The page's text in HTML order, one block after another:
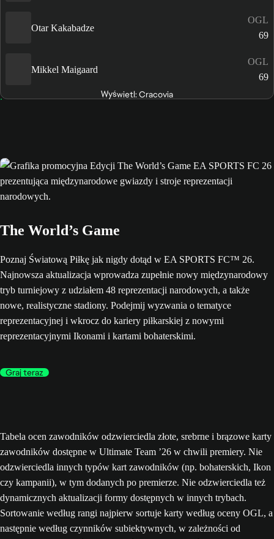
Otar Kakabadze
OGL
69
Mikkel Maigaard
OGL
69
Wyświetl: Cracovia
The World’s Game
Poznaj Światową Piłkę jak nigdy dotąd w EA SPORTS FC™ 26.
Najnowsza aktualizacja wprowadza zupełnie nowy międzynarodowy
tryb turniejowy z udziałem 48 reprezentacji narodowych, a także
nowe, realistyczne stadiony. Podejmij wyzwania o tematyce
reprezentacyjnej i wkrocz do kariery piłkarskiej z nowymi
reprezentacyjnymi Ikonami i kartami bohaterskimi.
Graj teraz
Tabela ocen zawodników odzwierciedla złote, srebrne i brązowe karty
zawodników dostępne w Ultimate Team ’26 w chwili premiery. Nie
odzwierciedla innych typów kart zawodników (np. bohaterskich, Ikon
czy kampanii), w tym dodanych po premierze. Nie odzwierciedla też
dynamicznych aktualizacji formy dostępnych w innych trybach.
Sortowanie według rangi najpierw sortuje karty według oceny OGL, a
następnie według czynników subiektywnych, w zależności od